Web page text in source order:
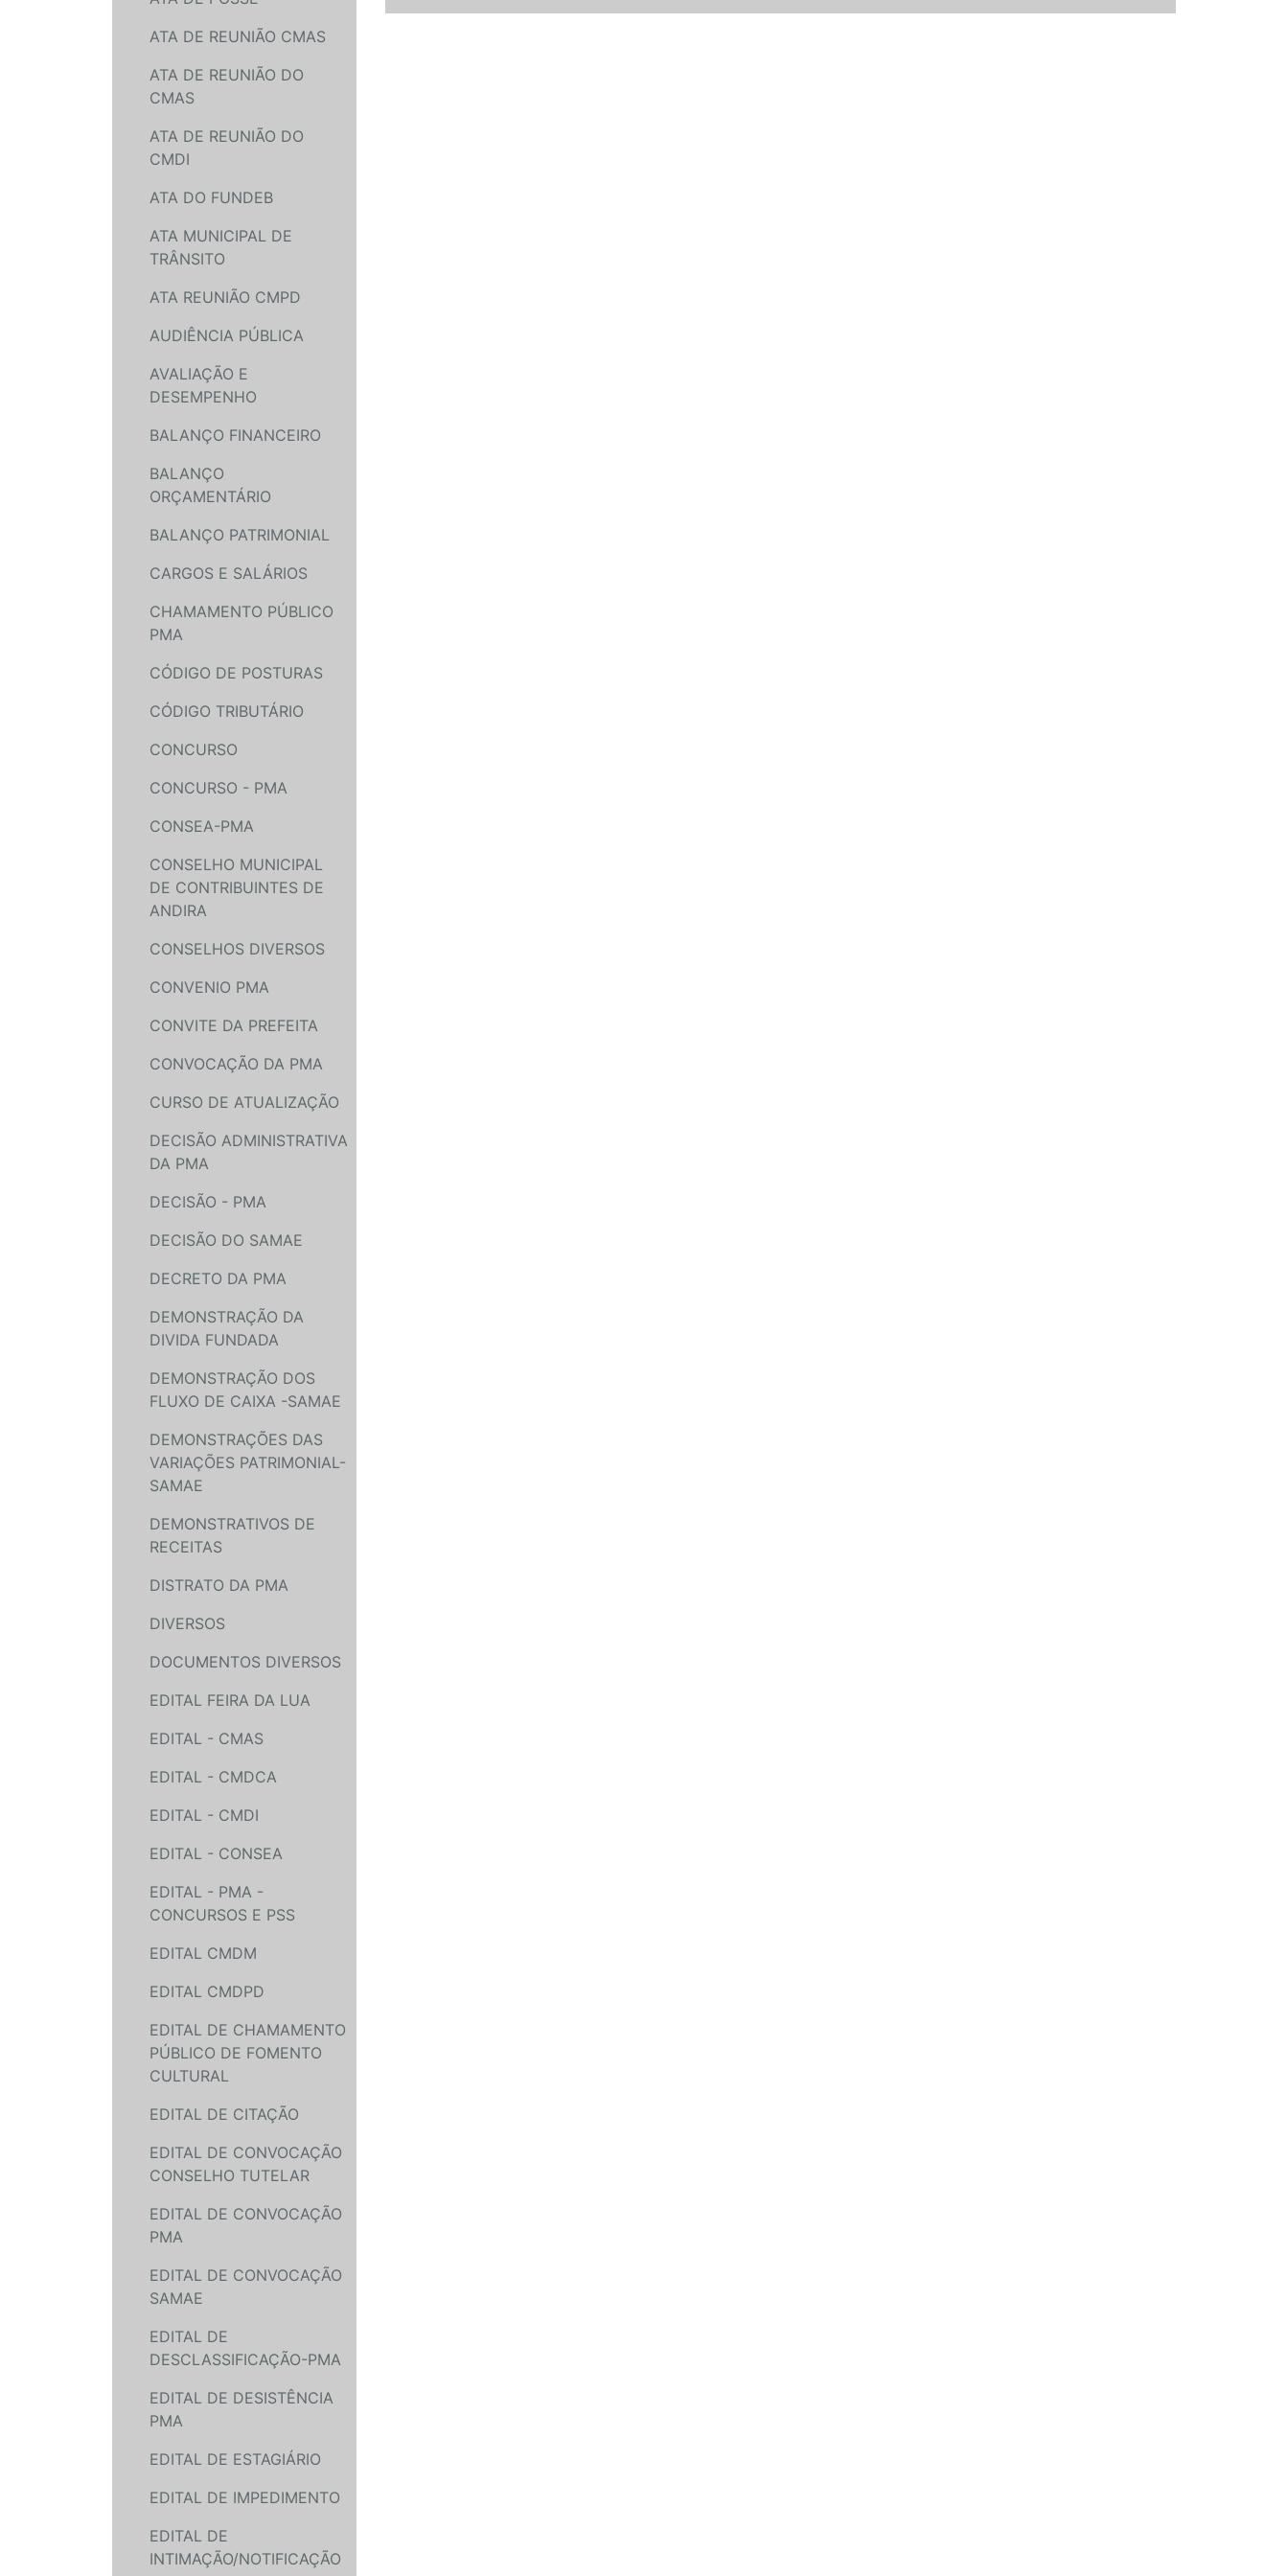
ATA DE REUNIÃO CMAS
ATA DE REUNIÃO DO
CMAS
ATA DE REUNIÃO DO
CMDI
ATA DO FUNDEB
ATA MUNICIPAL DE
TRÂNSITO
ATA REUNIÃO CMPD
AUDIÊNCIA PÚBLICA
AVALIAÇÃO E
DESEMPENHO
BALANÇO FINANCEIRO
BALANÇO
ORÇAMENTÁRIO
BALANÇO PATRIMONIAL
CARGOS E SALÁRIOS
CHAMAMENTO PÚBLICO
PMA
CÓDIGO DE POSTURAS
CÓDIGO TRIBUTÁRIO
CONCURSO
CONCURSO - PMA
CONSEA-PMA
CONSELHO MUNICIPAL
DE CONTRIBUINTES DE
ANDIRA
CONSELHOS DIVERSOS
CONVENIO PMA
CONVITE DA PREFEITA
CONVOCAÇÃO DA PMA
CURSO DE ATUALIZAÇÃO
DECISÃO ADMINISTRATIVA
DA PMA
DECISÃO - PMA
DECISÃO DO SAMAE
DECRETO DA PMA
DEMONSTRAÇÃO DA
DIVIDA FUNDADA
DEMONSTRAÇÃO DOS
FLUXO DE CAIXA -SAMAE
DEMONSTRAÇÕES DAS
VARIAÇÕES PATRIMONIAL-
SAMAE
DEMONSTRATIVOS DE
RECEITAS
DISTRATO DA PMA
DIVERSOS
DOCUMENTOS DIVERSOS
EDITAL FEIRA DA LUA
EDITAL - CMAS
EDITAL - CMDCA
EDITAL - CMDI
EDITAL - CONSEA
EDITAL - PMA -
CONCURSOS E PSS
EDITAL CMDM
EDITAL CMDPD
EDITAL DE CHAMAMENTO
PÚBLICO DE FOMENTO
CULTURAL
EDITAL DE CITAÇÃO
EDITAL DE CONVOCAÇÃO
CONSELHO TUTELAR
EDITAL DE CONVOCAÇÃO
PMA
EDITAL DE CONVOCAÇÃO
SAMAE
EDITAL DE
DESCLASSIFICAÇÃO-PMA
EDITAL DE DESISTÊNCIA
PMA
EDITAL DE ESTAGIÁRIO
EDITAL DE IMPEDIMENTO
EDITAL DE
INTIMAÇÃO/NOTIFICAÇÃO